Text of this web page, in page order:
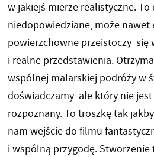
w jakiejś mierze realistyczne. To
niedopowiedziane, może nawet
powierzchowne przeistoczy się
i realne przedstawienia.
wspólnej malarskiej podróży w
doświadczamy ale który nie
rozpoznany. To troszkę tak
nam wejście do filmu
i wspólną przygodę.